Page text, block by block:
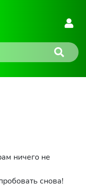
ничего не
снова!